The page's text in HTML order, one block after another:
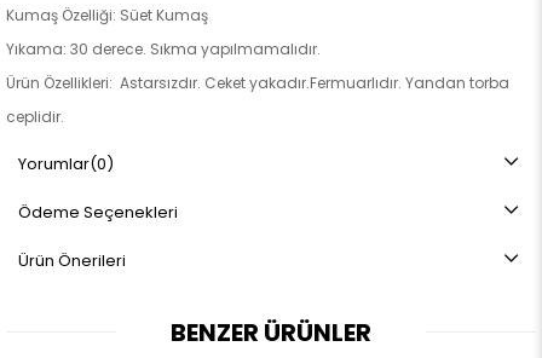
Kumaş Özelliği: Süet Kumaş
Yıkama: 30 derece. Sıkma yapılmamalıdır.
Ürün Özellikleri: Astarsızdır. Ceket yakadır.Fermuarlıdır. Yandan torba
ceplidir.
Not: Ürün renginde konsept fotoğraf çekimlerinden dolayı ton farkı
Yorumlar(0)
Ödeme Seçenekleri
Ürün Önerileri
BENZER ÜRÜNLER